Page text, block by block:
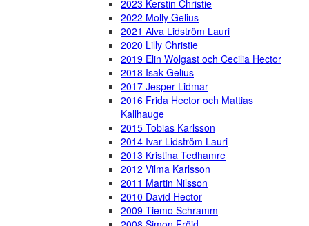
2023 Kerstin Christie
2022 Molly Gelius
2021 Alva Lidström Lauri
2020 Lilly Christie
2019 Elin Wolgast och Cecilia Hector
2018 Isak Gelius
2017 Jesper Lidmar
2016 Frida Hector och Mattias
Kallhauge
2015 Tobias Karlsson
2014 Ivar Lidström Lauri
2013 Kristina Tedhamre
2012 Vilma Karlsson
2011 Martin Nilsson
2010 David Hector
2009 Tiemo Schramm